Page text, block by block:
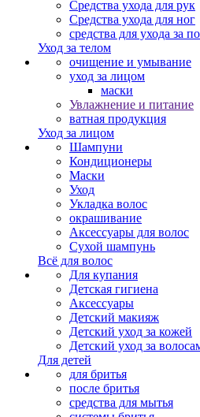
Средства ухода для рук
Средства ухода для ног
средства для ухода за
Уход за телом
очищение и умывание
уход за лицом
маски
Увлажнение и питание
ватная продукция
Уход за лицом
Шампуни
Кондиционеры
Маски
Уход
Укладка волос
окрашивание
Аксессуары для волос
Сухой шампунь
Всё для волос
Для купания
Детская гигиена
Аксессуары
Детский макияж
Детский уход за кожей
Детский уход за
Для детей
для бритья
после бритья
средства для мытья